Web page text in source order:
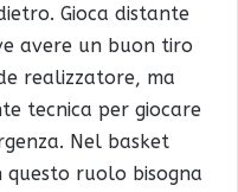
Gioca distante
avere un buon tiro
realizzatore, ma
tecnica per giocare
Nel basket
questo ruolo bisogna